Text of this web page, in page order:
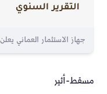
جهاز الاستثمار العماني
مسقط-أثير